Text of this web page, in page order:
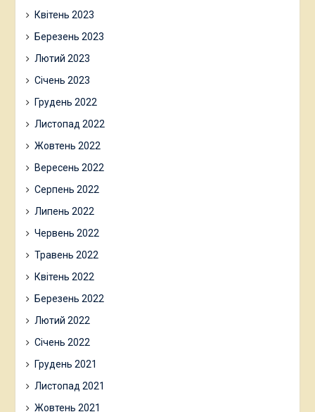
Квітень 2023
Березень 2023
Лютий 2023
Січень 2023
Грудень 2022
Листопад 2022
Жовтень 2022
Вересень 2022
Серпень 2022
Липень 2022
Червень 2022
Травень 2022
Квітень 2022
Березень 2022
Лютий 2022
Січень 2022
Грудень 2021
Листопад 2021
Жовтень 2021